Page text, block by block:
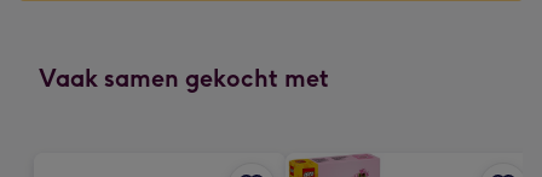
-
Vaak samen gekocht met